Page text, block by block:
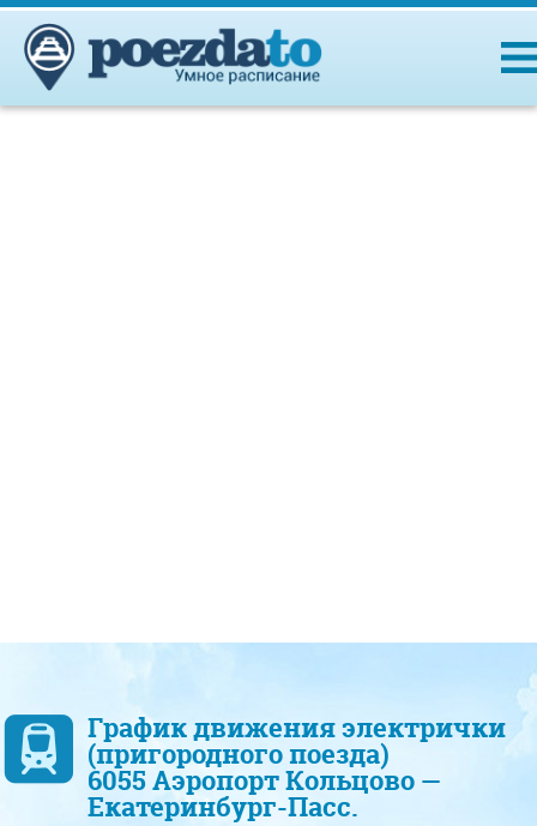
График движения электрички
(пригородного поезда)
6055 Аэропорт Кольцово —
Екатеринбург-Пасс.